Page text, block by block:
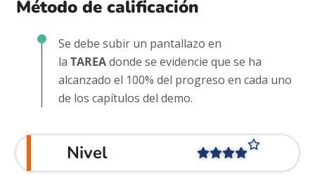
Método de calificación
Se debe subir un pantallazo en
la TAREAdonde se evidencie que se ha
alcanzado el 100% del progreso en cada uno
de los capítulos del demo.
Nivel